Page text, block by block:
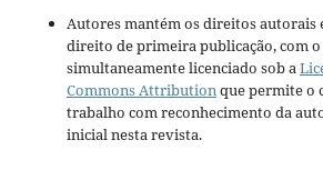
Autores mantém os direitos autorais
direito de primeira publicação, com
simultaneamente licenciado sob a
Commons Attributionque permite o
trabalho com reconhecimento da
inicial nesta revista.